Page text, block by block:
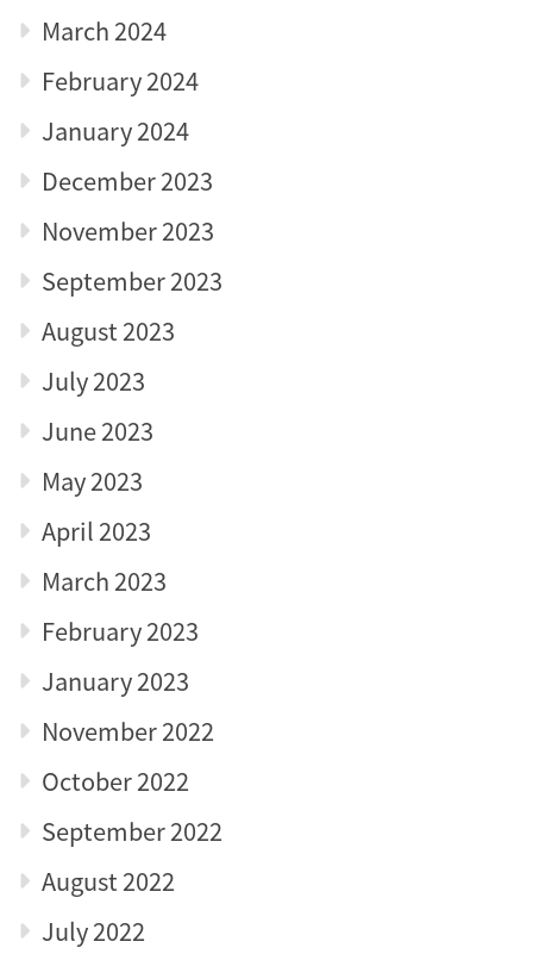
March 2024
February 2024
January 2024
December 2023
November 2023
September 2023
August 2023
July 2023
June 2023
May 2023
April 2023
March 2023
February 2023
January 2023
November 2022
October 2022
September 2022
August 2022
July 2022